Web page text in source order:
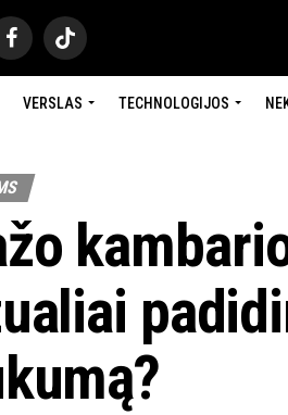
VERSLAS TECHNOLOGIJOS